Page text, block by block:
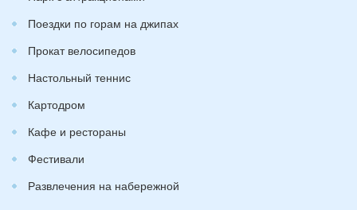
Поездки по горам на джипах
Прокат велосипедов
Настольный теннис
Картодром
Кафе и рестораны
Фестивали
Развлечения на набережной